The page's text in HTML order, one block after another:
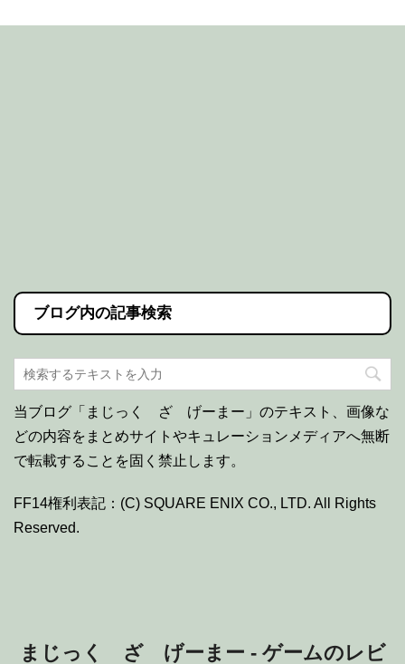
ブログ内の記事検索
当ブログ「まじっく ざ げーまー」のテキスト、画像な
どの内容をまとめサイトやキュレーションメディアへ無断
で転載することを固く禁止します。
FF14権利表記：(C) SQUARE ENIX CO., LTD. All Rights
Reserved.
まじっく ざ げーまー - ゲームのレビ